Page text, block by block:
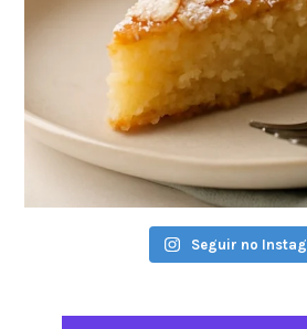
Seguir no